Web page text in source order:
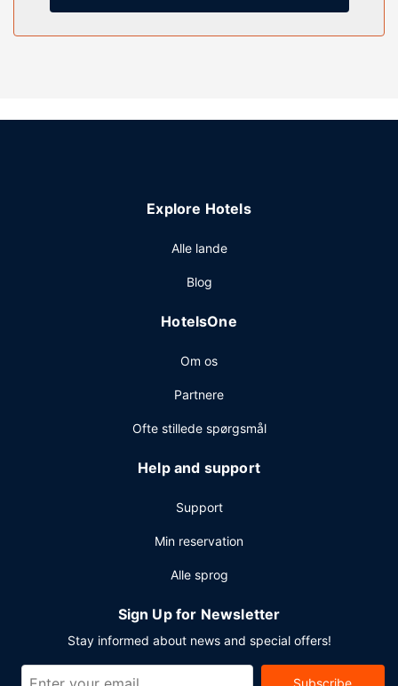
pool. Andre faciliteter på dette lejlighedshotel inkluderer
medarbejderstab, vaskeri og en elevator. Selvstændig
Explore Hotels
Alle lande
Blog
HotelsOne
Om os
Partnere
Ofte stillede spørgsmål
Help and support
Support
Min reservation
Alle sprog
Sign Up for Newsletter
Stay informed about news and special offers!
Subscribe